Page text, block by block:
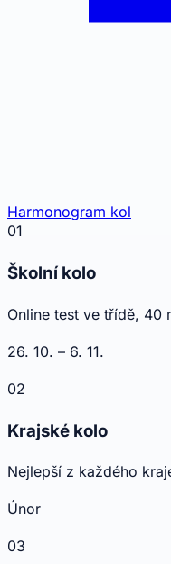
Harmonogram kol
Harmonogram kol
01
Školní kolo
Online test ve třídě, 40
26. 10. – 6. 11.
02
Krajské kolo
Nejlepší z každého
Únor
03